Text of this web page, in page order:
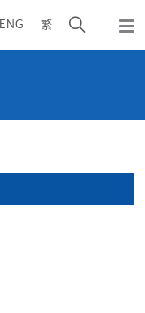
ENG 繁
开
弹
出